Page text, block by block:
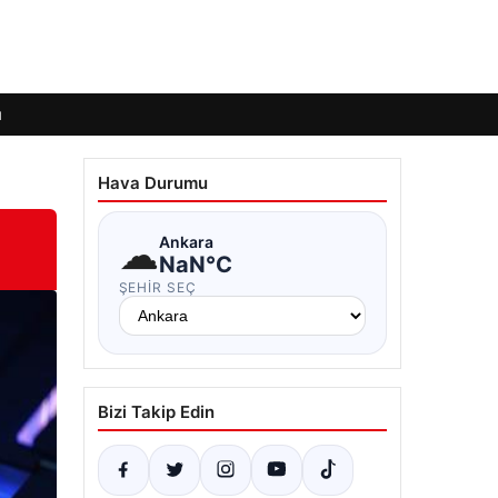
Hava Durumu
☁Ankara
NaN°C
ŞEHIR SEÇ
Bizi Takip Edin